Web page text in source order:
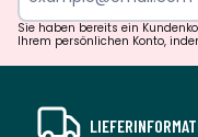
Sie haben bereits ein
Ihrem persönlichen Konto,